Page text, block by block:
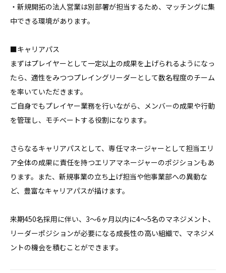
・新規開拓の法人営業は別部署が担当するため、マッチングに集
中できる環境があります。
■キャリアパス
まずはプレイヤーとして一定以上の成果を上げられるようになっ
たら、適性をみつつプレイングリーダーとして数名程度のチーム
を率いていただきます。
ご自身でもプレイヤー業務を行いながら、メンバーの成果や行動
を管理し、モチベートする役割になります。
さらなるキャリアパスとして、専任マネージャーとして担当エリ
ア全体の成果に責任を持つエリアマネージャーのポジションもあ
ります。また、新規事業の立ち上げ担当や他事業部への異動な
ど、豊富なキャリアパスが描けます。
来期450名採用に伴い、3〜6ヶ月以内に4〜5名のマネジメント、
リーダーポジションが必要になる成長性の高い組織で、マネジメ
ントの機会を積むことができます。